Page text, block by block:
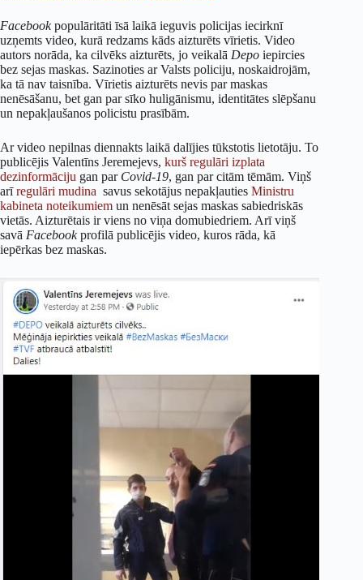
Facebookpopulāritāti īsā laikā ieguvis policijas iecirknī
uzņemts video, kurā redzams kāds aizturēts vīrietis. Video
autors norāda, ka cilvēks aizturēts, jo veikalā Depo iepircies
bez sejas maskas. Sazinoties ar Valsts policiju, noskaidrojām,
ka tā nav taisnība. Vīrietis aizturēts nevis par maskas
nenēsāšanu, bet gan par sīko huligānismu, identitātes slēpšanu
un nepakļaušanos policistu prasībām.
Ar video nepilnas diennakts laikā dalījies tūkstotis lietotāju. To
publicējis Valentīns Jeremejevs, kurš regulāri izplata
dezinformāciju gan par Covid-19, gan par citām tēmām. Viņš
arīregulāri mudina savus sekotājus nepakļauties Ministru
kabineta noteikumiem un nenēsāt sejas maskas sabiedriskās
vietās. Aizturētais ir viens no viņa domubiedriem. Arī viņš
savā Facebookprofilā publicējis video, kuros rāda, kā
iepērkas bez maskas.